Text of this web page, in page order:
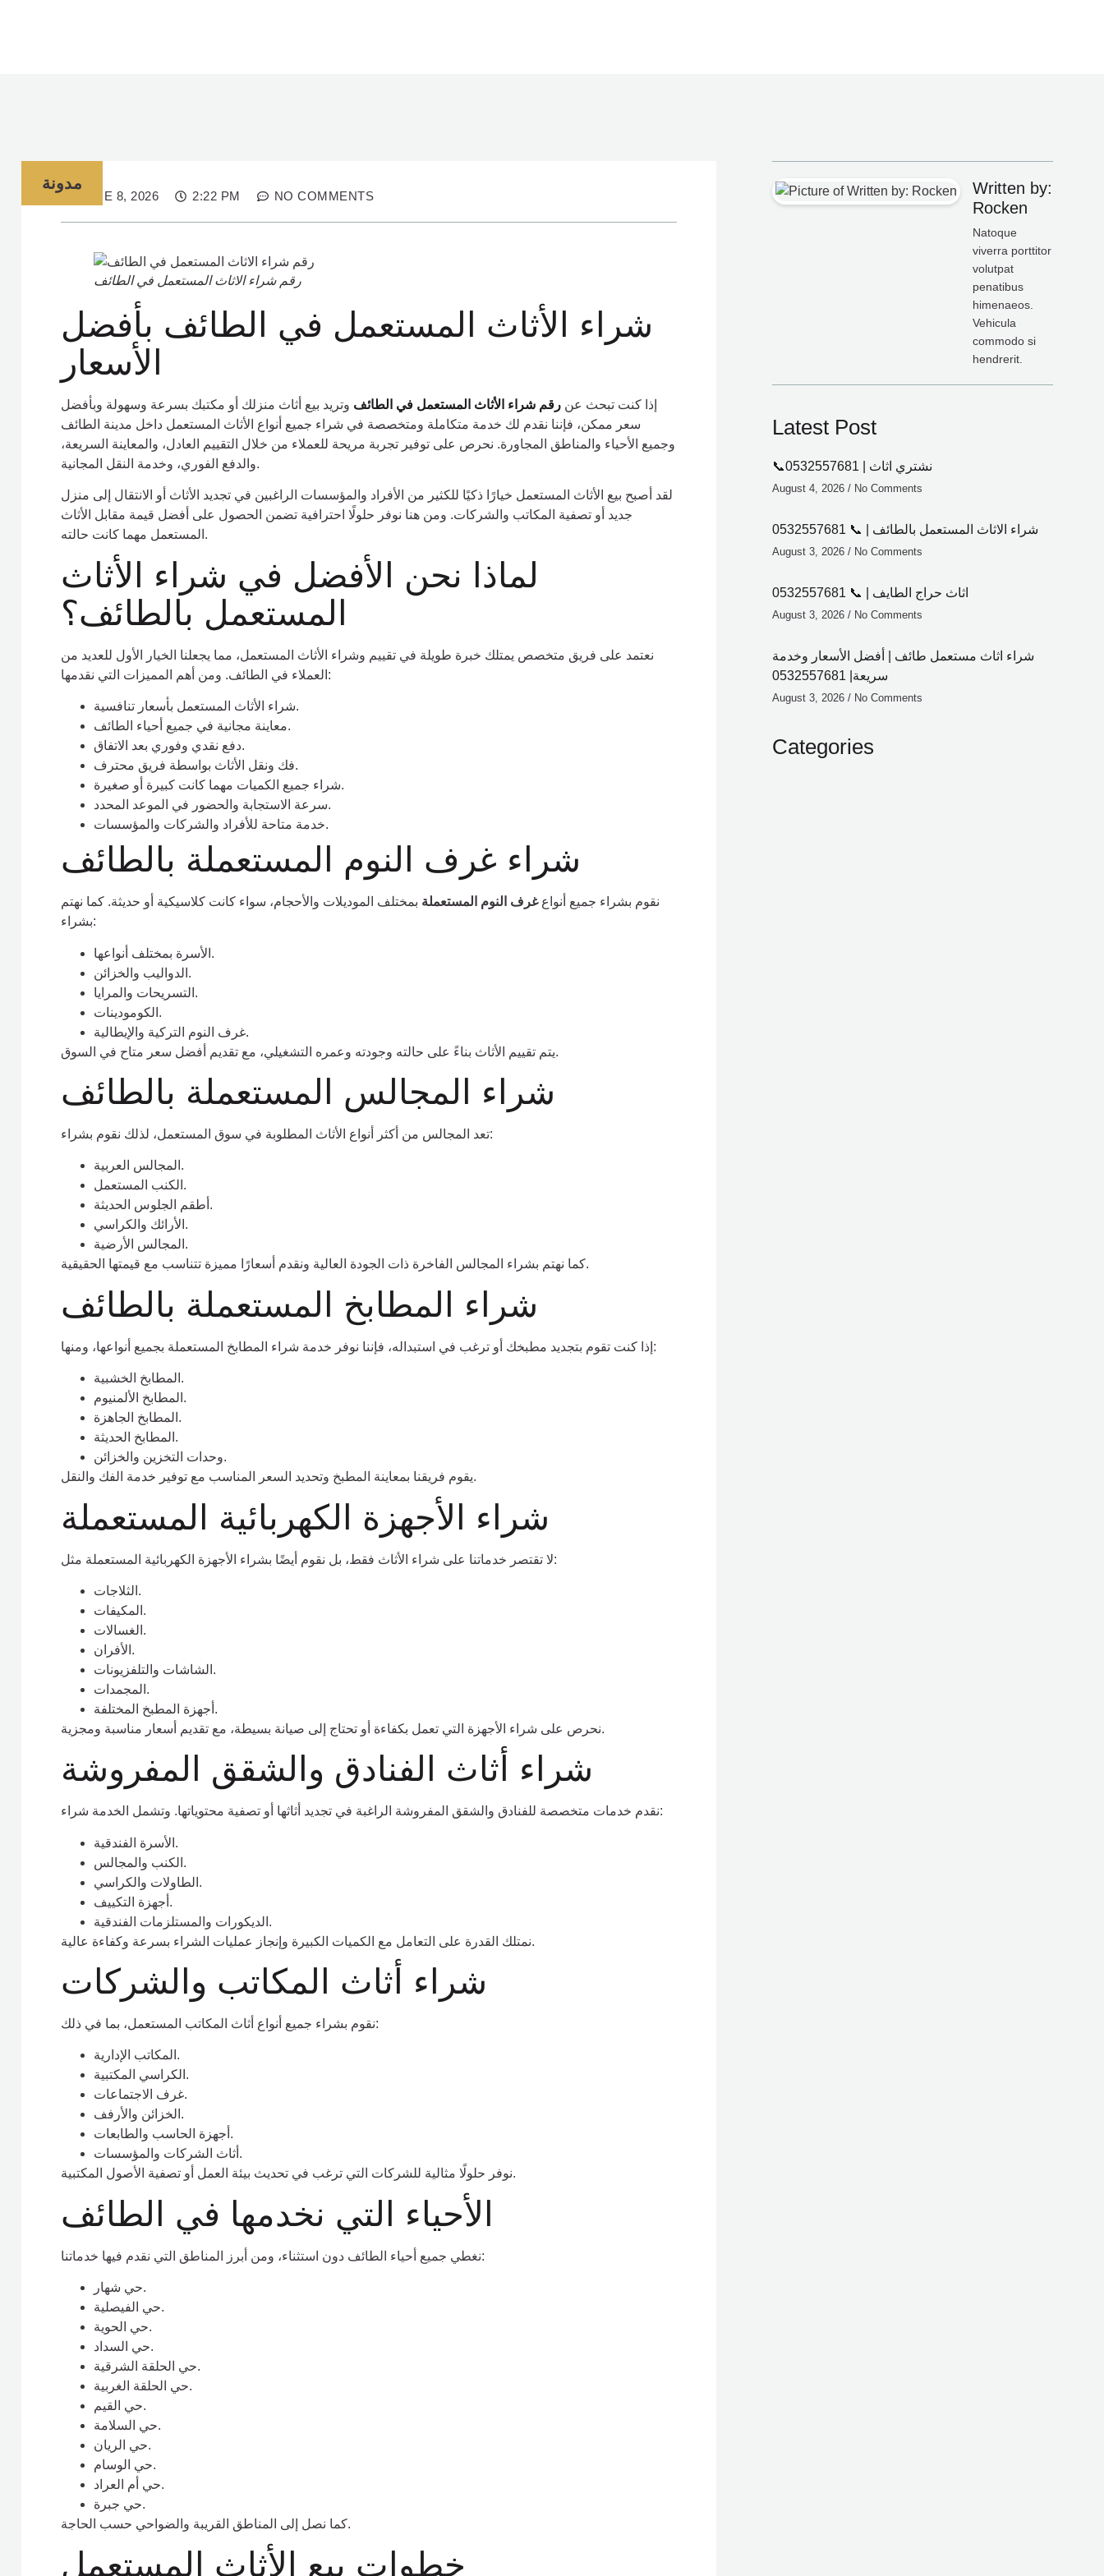
مدونة
JUNE 8, 2026 2:22 PM NO COMMENTS
رقم شراء الاثاث المستعمل في الطائف
شراء الأثاث المستعمل في الطائف بأفضل
الأسعار
إذا كنت تبحث عن رقم شراء الأثاث المستعمل في الطائف وتريد بيع أثاث منزلك أو مكتبك بسرعة وسهولة وبأفضل
سعر ممكن، فإننا نقدم لك خدمة متكاملة ومتخصصة في شراء جميع أنواع الأثاث المستعمل داخل مدينة الطائف
وجميع الأحياء والمناطق المجاورة. نحرص على توفير تجربة مريحة للعملاء من خلال التقييم العادل، والمعاينة السريعة،
والدفع الفوري، وخدمة النقل المجانية.
لقد أصبح بيع الأثاث المستعمل خيارًا ذكيًا للكثير من الأفراد والمؤسسات الراغبين في تجديد الأثاث أو الانتقال إلى منزل
جديد أو تصفية المكاتب والشركات. ومن هنا نوفر حلولًا احترافية تضمن الحصول على أفضل قيمة مقابل الأثاث
المستعمل مهما كانت حالته.
لماذا نحن الأفضل في شراء الأثاث
المستعمل بالطائف؟
نعتمد على فريق متخصص يمتلك خبرة طويلة في تقييم وشراء الأثاث المستعمل، مما يجعلنا الخيار الأول للعديد من
العملاء في الطائف. ومن أهم المميزات التي نقدمها:
شراء الأثاث المستعمل بأسعار تنافسية.
معاينة مجانية في جميع أحياء الطائف.
دفع نقدي وفوري بعد الاتفاق.
فك ونقل الأثاث بواسطة فريق محترف.
شراء جميع الكميات مهما كانت كبيرة أو صغيرة.
سرعة الاستجابة والحضور في الموعد المحدد.
خدمة متاحة للأفراد والشركات والمؤسسات.
شراء غرف النوم المستعملة بالطائف
نقوم بشراء جميع أنواعغرف النوم المستعملة بمختلف الموديلات والأحجام، سواء كانت كلاسيكية أو حديثة. كما نهتم
بشراء:
الأسرة بمختلف أنواعها.
الدواليب والخزائن.
التسريحات والمرايا.
الكومودينات.
غرف النوم التركية والإيطالية.
يتم تقييم الأثاث بناءً على حالته وجودته وعمره التشغيلي، مع تقديم أفضل سعر متاح في السوق.
شراء المجالس المستعملة بالطائف
تعد المجالس من أكثر أنواع الأثاث المطلوبة في سوق المستعمل، لذلك نقوم بشراء:
المجالس العربية.
الكنب المستعمل.
أطقم الجلوس الحديثة.
الأرائك والكراسي.
المجالس الأرضية.
كما نهتم بشراء المجالس الفاخرة ذات الجودة العالية ونقدم أسعارًا مميزة تتناسب مع قيمتها الحقيقية.
شراء المطابخ المستعملة بالطائف
إذا كنت تقوم بتجديد مطبخك أو ترغب في استبداله، فإننا نوفر خدمة شراء المطابخ المستعملة بجميع أنواعها، ومنها:
المطابخ الخشبية.
المطابخ الألمنيوم.
المطابخ الجاهزة.
المطابخ الحديثة.
وحدات التخزين والخزائن.
يقوم فريقنا بمعاينة المطبخ وتحديد السعر المناسب مع توفير خدمة الفك والنقل.
شراء الأجهزة الكهربائية المستعملة
لا تقتصر خدماتنا على شراء الأثاث فقط، بل نقوم أيضًا بشراء الأجهزة الكهربائية المستعملة مثل:
الثلاجات.
المكيفات.
الغسالات.
الأفران.
الشاشات والتلفزيونات.
المجمدات.
أجهزة المطبخ المختلفة.
نحرص على شراء الأجهزة التي تعمل بكفاءة أو تحتاج إلى صيانة بسيطة، مع تقديم أسعار مناسبة ومجزية.
شراء أثاث الفنادق والشقق المفروشة
نقدم خدمات متخصصة للفنادق والشقق المفروشة الراغبة في تجديد أثاثها أو تصفية محتوياتها. وتشمل الخدمة شراء:
الأسرة الفندقية.
الكنب والمجالس.
الطاولات والكراسي.
أجهزة التكييف.
الديكورات والمستلزمات الفندقية.
نمتلك القدرة على التعامل مع الكميات الكبيرة وإنجاز عمليات الشراء بسرعة وكفاءة عالية.
شراء أثاث المكاتب والشركات
نقوم بشراء جميع أنواع أثاث المكاتب المستعمل، بما في ذلك:
المكاتب الإدارية.
الكراسي المكتبية.
غرف الاجتماعات.
الخزائن والأرفف.
أجهزة الحاسب والطابعات.
أثاث الشركات والمؤسسات.
نوفر حلولًا مثالية للشركات التي ترغب في تحديث بيئة العمل أو تصفية الأصول المكتبية.
الأحياء التي نخدمها في الطائف
نغطي جميع أحياء الطائف دون استثناء، ومن أبرز المناطق التي نقدم فيها خدماتنا:
حي شهار.
حي الفيصلية.
حي الحوية.
حي السداد.
حي الحلقة الشرقية.
حي الحلقة الغربية.
حي القيم.
حي السلامة.
حي الريان.
حي الوسام.
حي أم العراد.
حي جبرة.
كما نصل إلى المناطق القريبة والضواحي حسب الحاجة.
خطوات بيع الأثاث المستعمل
Written by:
Rocken
Natoque
viverra porttitor
volutpat
penatibus
himenaeos.
Vehicula
commodo si
hendrerit.
Latest Post
📞0532557681 | نشتري اثاث
August 4, 2026 No Comments
شراء الاثاث المستعمل بالطائف | 📞 0532557681
August 3, 2026 No Comments
اثاث حراج الطايف | 📞 0532557681
August 3, 2026 No Comments
شراء اثاث مستعمل طائف | أفضل الأسعار وخدمة
سريعة| 0532557681
August 3, 2026 No Comments
Categories